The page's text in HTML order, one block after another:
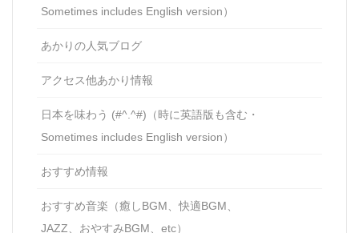
Sometimes includes English version）
あかりの人気ブログ
アクセス他あかり情報
日本を味わう (#^.^#)（時に英語版も含む・
Sometimes includes English version）
おすすめ情報
おすすめ音楽（癒しBGM、快適BGM、
JAZZ、おやすみBGM、etc）